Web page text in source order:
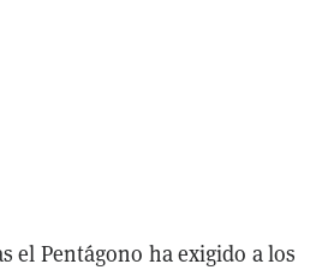
el Pentágono ha exigido a los